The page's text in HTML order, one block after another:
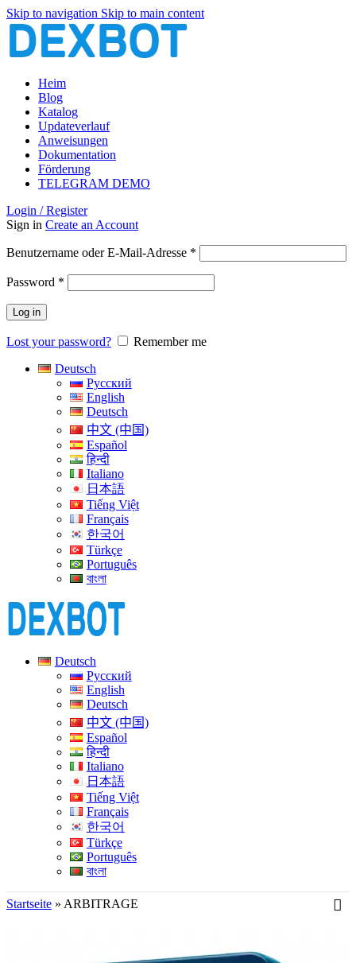
Skip to navigation Skip to main content
Heim
Blog
Katalog
Updateverlauf
Anweisungen
Dokumentation
Förderung
TELEGRAM DEMO
Login / Register
Sign in Create an Account
Benutzername oder E-Mail-Adresse *
Password *
Log in
Lost your password?
Remember me
Deutsch
Русский
English
Deutsch
中文 (中国)
Español
हिन्दी
Italiano
日本語
Tiếng Việt
Français
한국어
Türkçe
Português
বাংলা
Deutsch
Русский
English
Deutsch
中文 (中国)
Español
हिन्दी
Italiano
日本語
Tiếng Việt
Français
한국어
Türkçe
Português
বাংলা
Startseite » ARBITRAGE